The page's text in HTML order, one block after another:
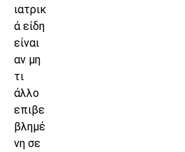
ιατρικ
ά είδη
είναι
αν μη
τι
άλλο
επιβε
βλημέ
νη σε